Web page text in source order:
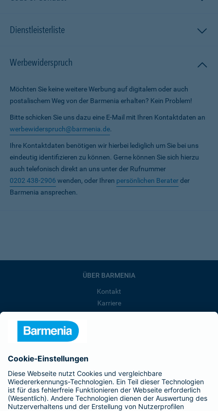
Dienstleisterliste
Werbewiderspruch
Möchten Sie keine weitere Werbung auf digitalem oder auch
postalischem Weg von der Barmenia erhalten? Kein Problem!
Bitte schicken Sie uns dazu eine E-Mail mit Ihren Kontaktdaten an
werbewiderspruch@barmenia.de.
Ihre Kontaktdaten benötigen wir hierbei lediglich um Sie bei uns
eindeutig identifizieren zu können. Gerne können Sie sich hierzu
auch telefonisch direkt an uns unter der Rufnummer
0202 438-2906 wenden, oder Ihren persönlichen Beraterder
Barmenia ansprechen.
ÜBER BARMENIA
Kontakt
Karriere
Barmenia ist Teil der BarmeniaGothaer
BELIEBTE SEITEN
Kranken-Zusatzversicherung